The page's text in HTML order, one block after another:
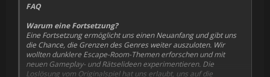
FAQ
Warum eine Fortsetzung?
Eine Fortsetzung ermöglicht uns einen Neuanfang und gibt uns
die Chance, die Grenzen des Genres weiter auszuloten. Wir
wollten dunklere Escape-Room-Themen erforschen und mit
neuen Gameplay- und Rätselideen experimentieren. Die
Loslösung vom Originalspiel hat uns erlaubt, uns auf die